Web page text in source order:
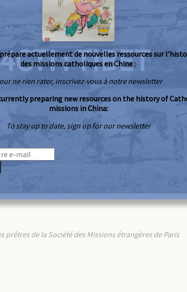
4CTI : TIBET
de la Société des Missions étrangères de Paris
prépare actuellement de nouvelles ressources sur
des missions catholiques en Chine :
ne rien rater, inscrivez-vous à notre newsletter
preparing new resources on the history of
missions in China:
To stay up to date, sign up for our newsletter